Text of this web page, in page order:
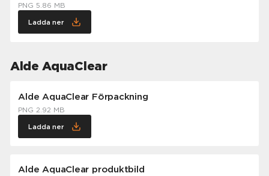
PNG 5.86 MB
Ladda ner
Alde AquaClear
Alde AquaClear Förpackning
PNG 2.92 MB
Ladda ner
Alde AquaClear produktbild